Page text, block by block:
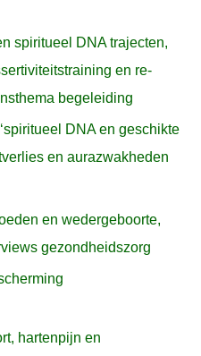
spiritueel DNA trajecten,
en re-
begeleiding
DNA en geschikte
en aurazwakheden
en wedergeboorte,
gezondheidszorg
hartenpijn en